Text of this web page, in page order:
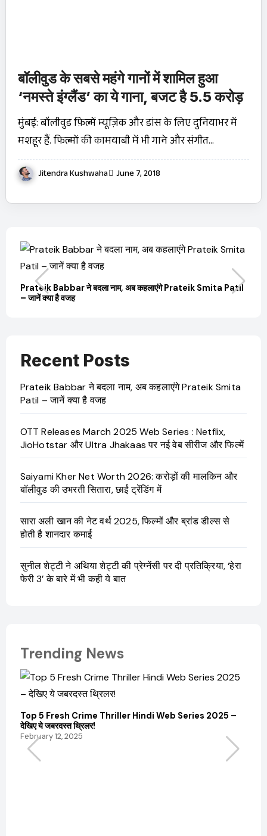
बॉलीवुड के सबसे महंगे गानों में शामिल हुआ
‘नमस्ते इंग्लैंड’ का ये गाना, बजट है 5.5 करोड़
मुंबई: बॉलीवुड फ़िल्में म्यूज़िक और डांस के लिए दुनियाभर में
मशहूर हैं. फिल्मों की कामयाबी में भी गाने और संगीत…
Jitendra Kushwaha June 7, 2018
Prateik Babbar ने बदला नाम, अब कहलाएंगे Prateik Smita Patil
– जानें क्या है वजह
Recent Posts
Prateik Babbar ने बदला नाम, अब कहलाएंगे Prateik Smita
Patil – जानें क्या है वजह
OTT Releases March 2025 Web Series : Netflix,
JioHotstar और Ultra Jhakaas पर नई वेब सीरीज और फिल्में
Saiyami Kher Net Worth 2026: करोड़ों की मालकिन और
बॉलीवुड की उभरती सितारा, छाईं ट्रेंडिंग में
सारा अली खान की नेट वर्थ 2025, फिल्मों और ब्रांड डील्स से
होती है शानदार कमाई
सुनील शेट्टी ने अथिया शेट्टी की प्रेग्नेंसी पर दी प्रतिक्रिया, ‘हेरा
फेरी 3’ के बारे में भी कही ये बात
Trending News
Top 5 Fresh Crime Thriller Hindi Web Series 2025 –
देखिए ये जबरदस्त थ्रिलर!
February 12, 2025